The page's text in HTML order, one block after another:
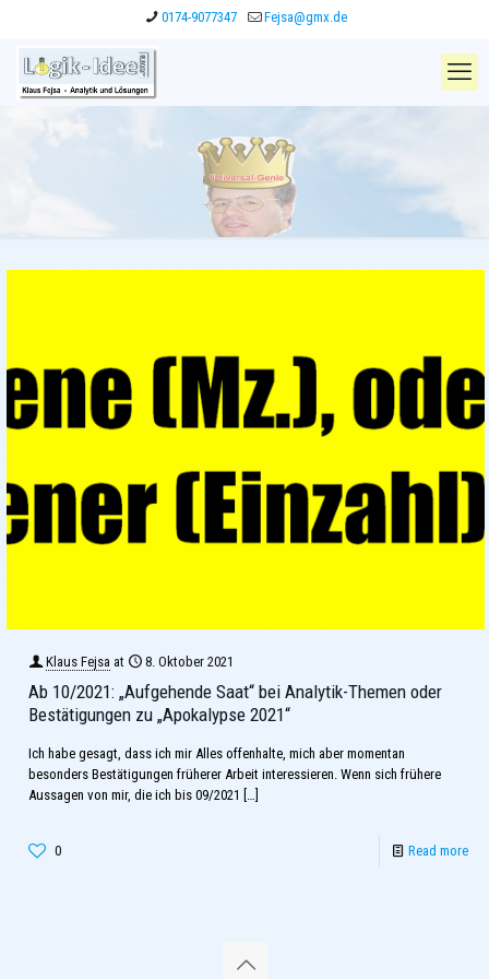
0174-9077347 Fejsa@gmx.de
Klaus Fejsa at 8. Oktober 2021
Ab 10/2021: „Aufgehende Saat“ bei Analytik-Themen oder
Bestätigungen zu „Apokalypse 2021“
Ich habe gesagt, dass ich mir Alles offenhalte, mich aber momentan
besonders Bestätigungen früherer Arbeit interessieren. Wenn sich frühere
Aussagen von mir, die ich bis 09/2021 […]
0 Read more